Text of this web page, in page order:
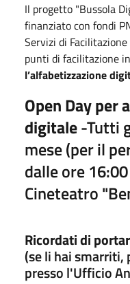
Il progetto "Bussola
finanziato con fondi
Servizi di
punti di facilitazione
l’alfabetizzazione
Open Day
digitale-Tutti
mese (per il
dalle ore
Cineteatro
Ricordati di
(se li hai smarriti,
presso l'Ufficio